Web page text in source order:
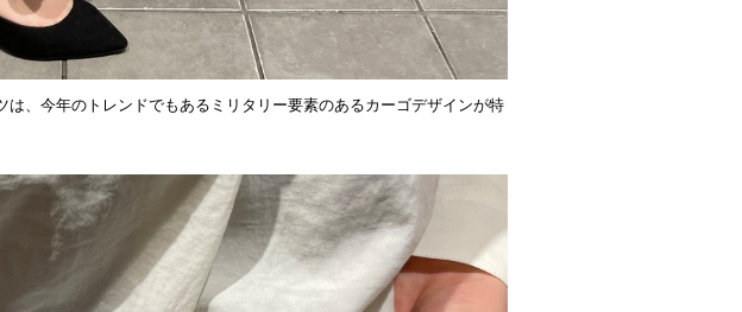
、 今年のトレンドでもあるミリタリー要素のあるカーゴデザインが特